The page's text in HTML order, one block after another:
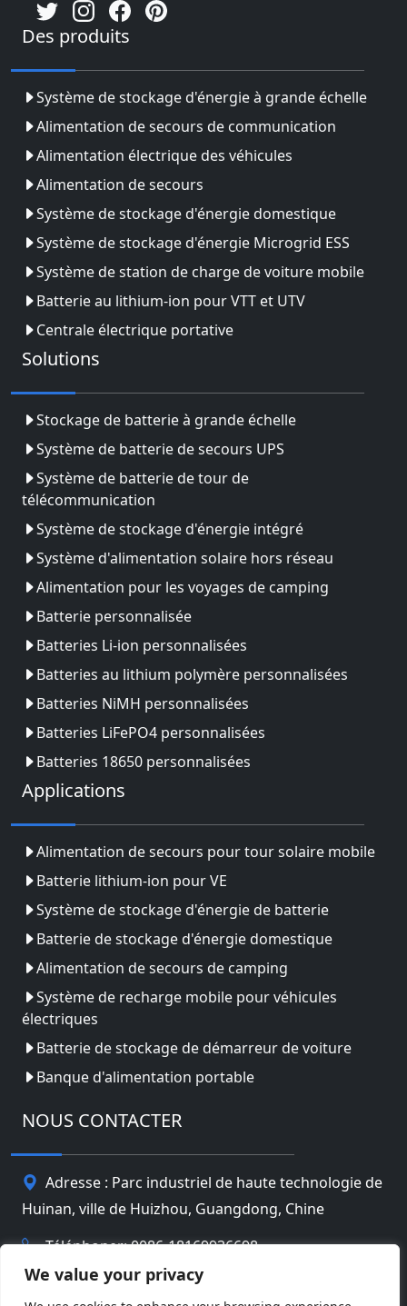
We value your privacy
Des produits
Système de stockage d'énergie à grande échelle
Alimentation de secours de communication
Alimentation électrique des véhicules
Alimentation de secours
Système de stockage d'énergie domestique
Système de stockage d'énergie Microgrid ESS
Système de station de charge de voiture mobile
Batterie au lithium-ion pour VTT et UTV
Centrale électrique portative
Solutions
Stockage de batterie à grande échelle
Système de batterie de secours UPS
Système de batterie de tour de
télécommunication
Système de stockage d'énergie intégré
Système d'alimentation solaire hors réseau
Alimentation pour les voyages de camping
Batterie personnalisée
Batteries Li-ion personnalisées
Batteries au lithium polymère personnalisées
Batteries NiMH personnalisées
Batteries LiFePO4 personnalisées
Batteries 18650 personnalisées
Applications
Alimentation de secours pour tour solaire mobile
Batterie lithium-ion pour VE
Système de stockage d'énergie de batterie
Batterie de stockage d'énergie domestique
Alimentation de secours de camping
Système de recharge mobile pour véhicules
électriques
Batterie de stockage de démarreur de voiture
Banque d'alimentation portable
NOUS CONTACTER
Adresse : Parc industriel de haute technologie de
Huinan, ville de Huizhou, Guangdong, Chine
Téléphoner: 0086-18169936698
info@jbbatterychina.com